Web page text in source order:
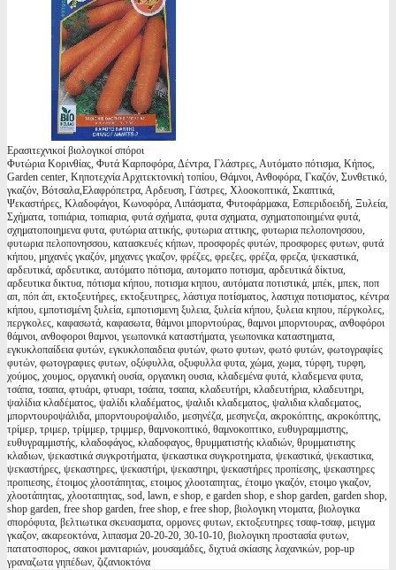
Ερασιτεχνικοί βιολογικοί σπόροι
Φυτώρια Κορινθίας, Φυτά Καρποφόρα, Δέντρα, Γλάστρες, Αυτόματο πότισμα, Κήπος,
Garden center, Κηποτεχνία Αρχιτεκτονική τοπίου, Θάμνοι, Ανθοφόρα, Γκαζόν, Συνθετικό,
γκαζόν, Βότσαλα,Ελαφρόπετρα, Αρδευση, Γάστρες, Χλοοκοπτικά, Σκαπτικά,
Ψεκαστήρες, Κλαδοφάγοι, Κωνοφόρα, Λιπάσματα, Φυτοφάρμακα, Εσπεριδοειδή, Ξυλεία,
Σχήματα, τοπιάρια, τοπιαρια, φυτά σχήματα, φυτα σχηματα, σχηματοποιημένα φυτά,
σχηματοποιημενα φυτα, φυτώρια αττικής, φυτωρια αττικης, φυτωρια πελοπονησσου,
φυτωρια πελοπονησσου, κατασκευές κήπων, προσφορές φυτών, προσφορες φυτων, φυτά
κήπου, μηχανές γκαζόν, μηχανες γκαζον, φρέζες, φρεζες, φρέζα, φρεζα, ψεκαστικά,
αρδευτικά, αρδευτικα, αυτόματο πότισμα, αυτοματο ποτισμα, αρδευτικά δίκτυα,
αρδευτικα δικτυα, πότισμα κήπου, ποτισμα κηπου, αυτόματα ποτιστικά, μπέκ, μπεκ, ποπ
απ, πόπ άπ, εκτοξευτήρες, εκτοξευτηρες, λάστιχα ποτίσματος, λαστιχα ποτισματος, κέντρα
κήπου, εμποτισμένη ξυλεία, εμποτισμενη ξυλεια, ξυλεία κήπου, ξυλεια κηπου, πέργκολες,
περγκολες, καφασωτά, καφασωτα, θάμνοι μπορντούρας, θαμνοι μπορντουρας, ανθοφόροι
θάμνοι, ανθοφοροι θαμνοι, γεωπονικά καταστήματα, γεωπονικα καταστηματα,
εγκυκλοπαίδεια φυτών, εγκυκλοπαιδεια φυτών, φωτο φυτων, φωτό φυτών, φωτογραφίες
φυτών, φωτογραφιες φυτων, οξύφυλλα, οξυφυλλα φυτα, χώμα, χωμα, τύρφη, τυρφη,
χούμος, χουμος, οργανική ουσία, οργανικη ουσια, κλαδεμένα φυτά, κλαδεμενα φυτα,
τσάπα, τσαπα, φτυάρι, φτυαρι, τσάπα, τσαπα, κλαδευτήρι, κλαδευτήρια, κλαδευτηρι,
ψαλίδια κλαδέματος, ψαλίδι κλαδέματος, ψαλιδι κλαδεματος, ψαλιδια κλαδεματος,
μπορντουροψάλιδα, μπορντουροψαλιδο, μεσηνέζα, μεσηνεζα, ακροκόπτης, ακροκόπτης,
τρίμερ, τριμερ, τρίμμερ, τριμμερ, θαμνοκοπτικό, θαμνοκοπτικο, ευθυγραμμιστης,
ευθυγραμμιστής, κλαδοφάγος, κλαδοφαγος, θρυμματιστής κλαδιών, θρυμματιστης
κλαδιων, ψεκαστικά συγκροτήματα, ψεκαστικα συγκροτηματα, ψεκαστικά, ψεκαστικα,
ψεκαστήρες, ψεκαστηρες, ψεκαστήρι, ψεκαστηρι, ψεκαστήρες προπίεσης, ψεκαστηρες
προπιεσης, έτοιμος χλοοτάπητας, ετοιμος χλοοταπητας, έτοιμο γκαζόν, ετοιμο γκαζον,
χλοοτάπητας, χλοοταπητας, sod, lawn, e shop, e garden shop, e shop garden, garden shop,
shop garden, free shop garden, free shop, e free shop, βιολογικη ντοματα, βιολογικα
σπορόφυτα, βελτιωτικα σκευασματα, ορμονες φυτων, εκτοξευτηρες τσαφ-τσαφ, μειγμα
γκαζον, ακαρεοκτόνα, λιπασμα 20-20-20, 30-10-10, βιολογικη προστασία φυτων,
πατατοσπορος, σακοι μανιταριών, μουσαμάδες, διχτυά σκίασης λαχανικών, pop-up
γραναζωτα γηπέδων, ζιζανιοκτόνα